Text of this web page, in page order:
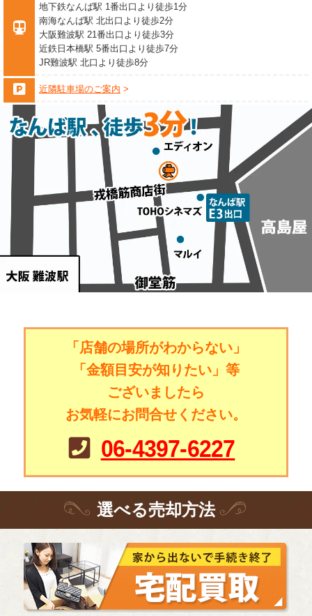
地下鉄なんば駅 1番出口より徒歩1分
南海なんば駅 北出口より徒歩2分
大阪難波駅 21番出口より徒歩3分
近鉄日本橋駅 5番出口より徒歩7分
JR難波駅 北口より徒歩8分
近隣駐車場のご案内
「店舗の場所がわからない」
「金額目安が知りたい」等
ございましたら
お気軽にお問合せください。
06-4397-6227
選べる売却方法